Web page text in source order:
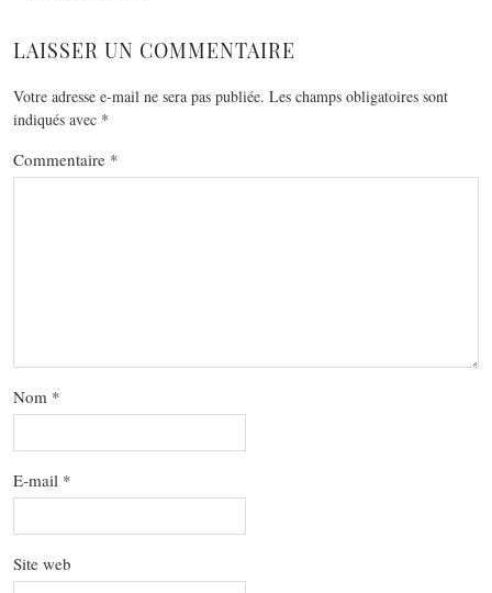
LAISSER UN COMMENTAIRE
Votre adresse e-mail ne sera pas publiée. Les champs obligatoires sont
indiqués avec *
Commentaire *
Nom *
E-mail *
Site web